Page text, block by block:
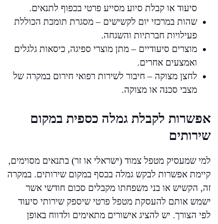
סיעוד או קבלת סיוע מסייע פרטי בכפוף לתנאים.
שהות במרכזי יום לקשישים – מסגרת תומכת הכוללת
פעילויות חברתיות והשגחה.
מוצרים סיעודיים – מתן מוצרי ספיגה, כיסאות גלגלים
ואמצעים אחרים.
לחצן מצוקה – חיבור לשירות רפואי חירום במקרה של
מצבי סכנה או מצוקה.
אפשרות לקבלת גמלה כספית במקום
שירותים
למי שמעסיק מטפל צמוד (ישראלי או זר) בתנאים מסוימים,
קיימת אפשרות לבקש גמלה בכסף במקום שירותים. במקרה
זה, הקשיש או בני משפחתו מקבלים סכום חודשי אשר
ישמש אותם להעסקת מטפל פרטי שיספק שירותי סיעוד
לפי הצורך. יש להציג אישורים מתאימים ולדווח באופן